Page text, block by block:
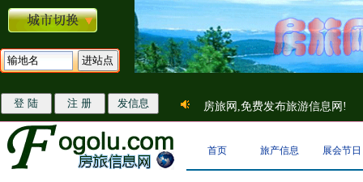
房旅网,免费发布旅游信息网!
首页 旅产信息 展会节日